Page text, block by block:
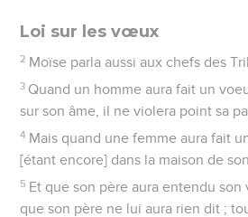
Loi sur les vœux
2 Moïse parla aussi aux chefs des
3 Quand un homme aura fait un
sur son âme, il ne violera point sa
4 Mais quand une femme aura fait
[étant encore] dans la maison de
5 Et que son père aura entendu
que son père ne lui aura rien dit ;